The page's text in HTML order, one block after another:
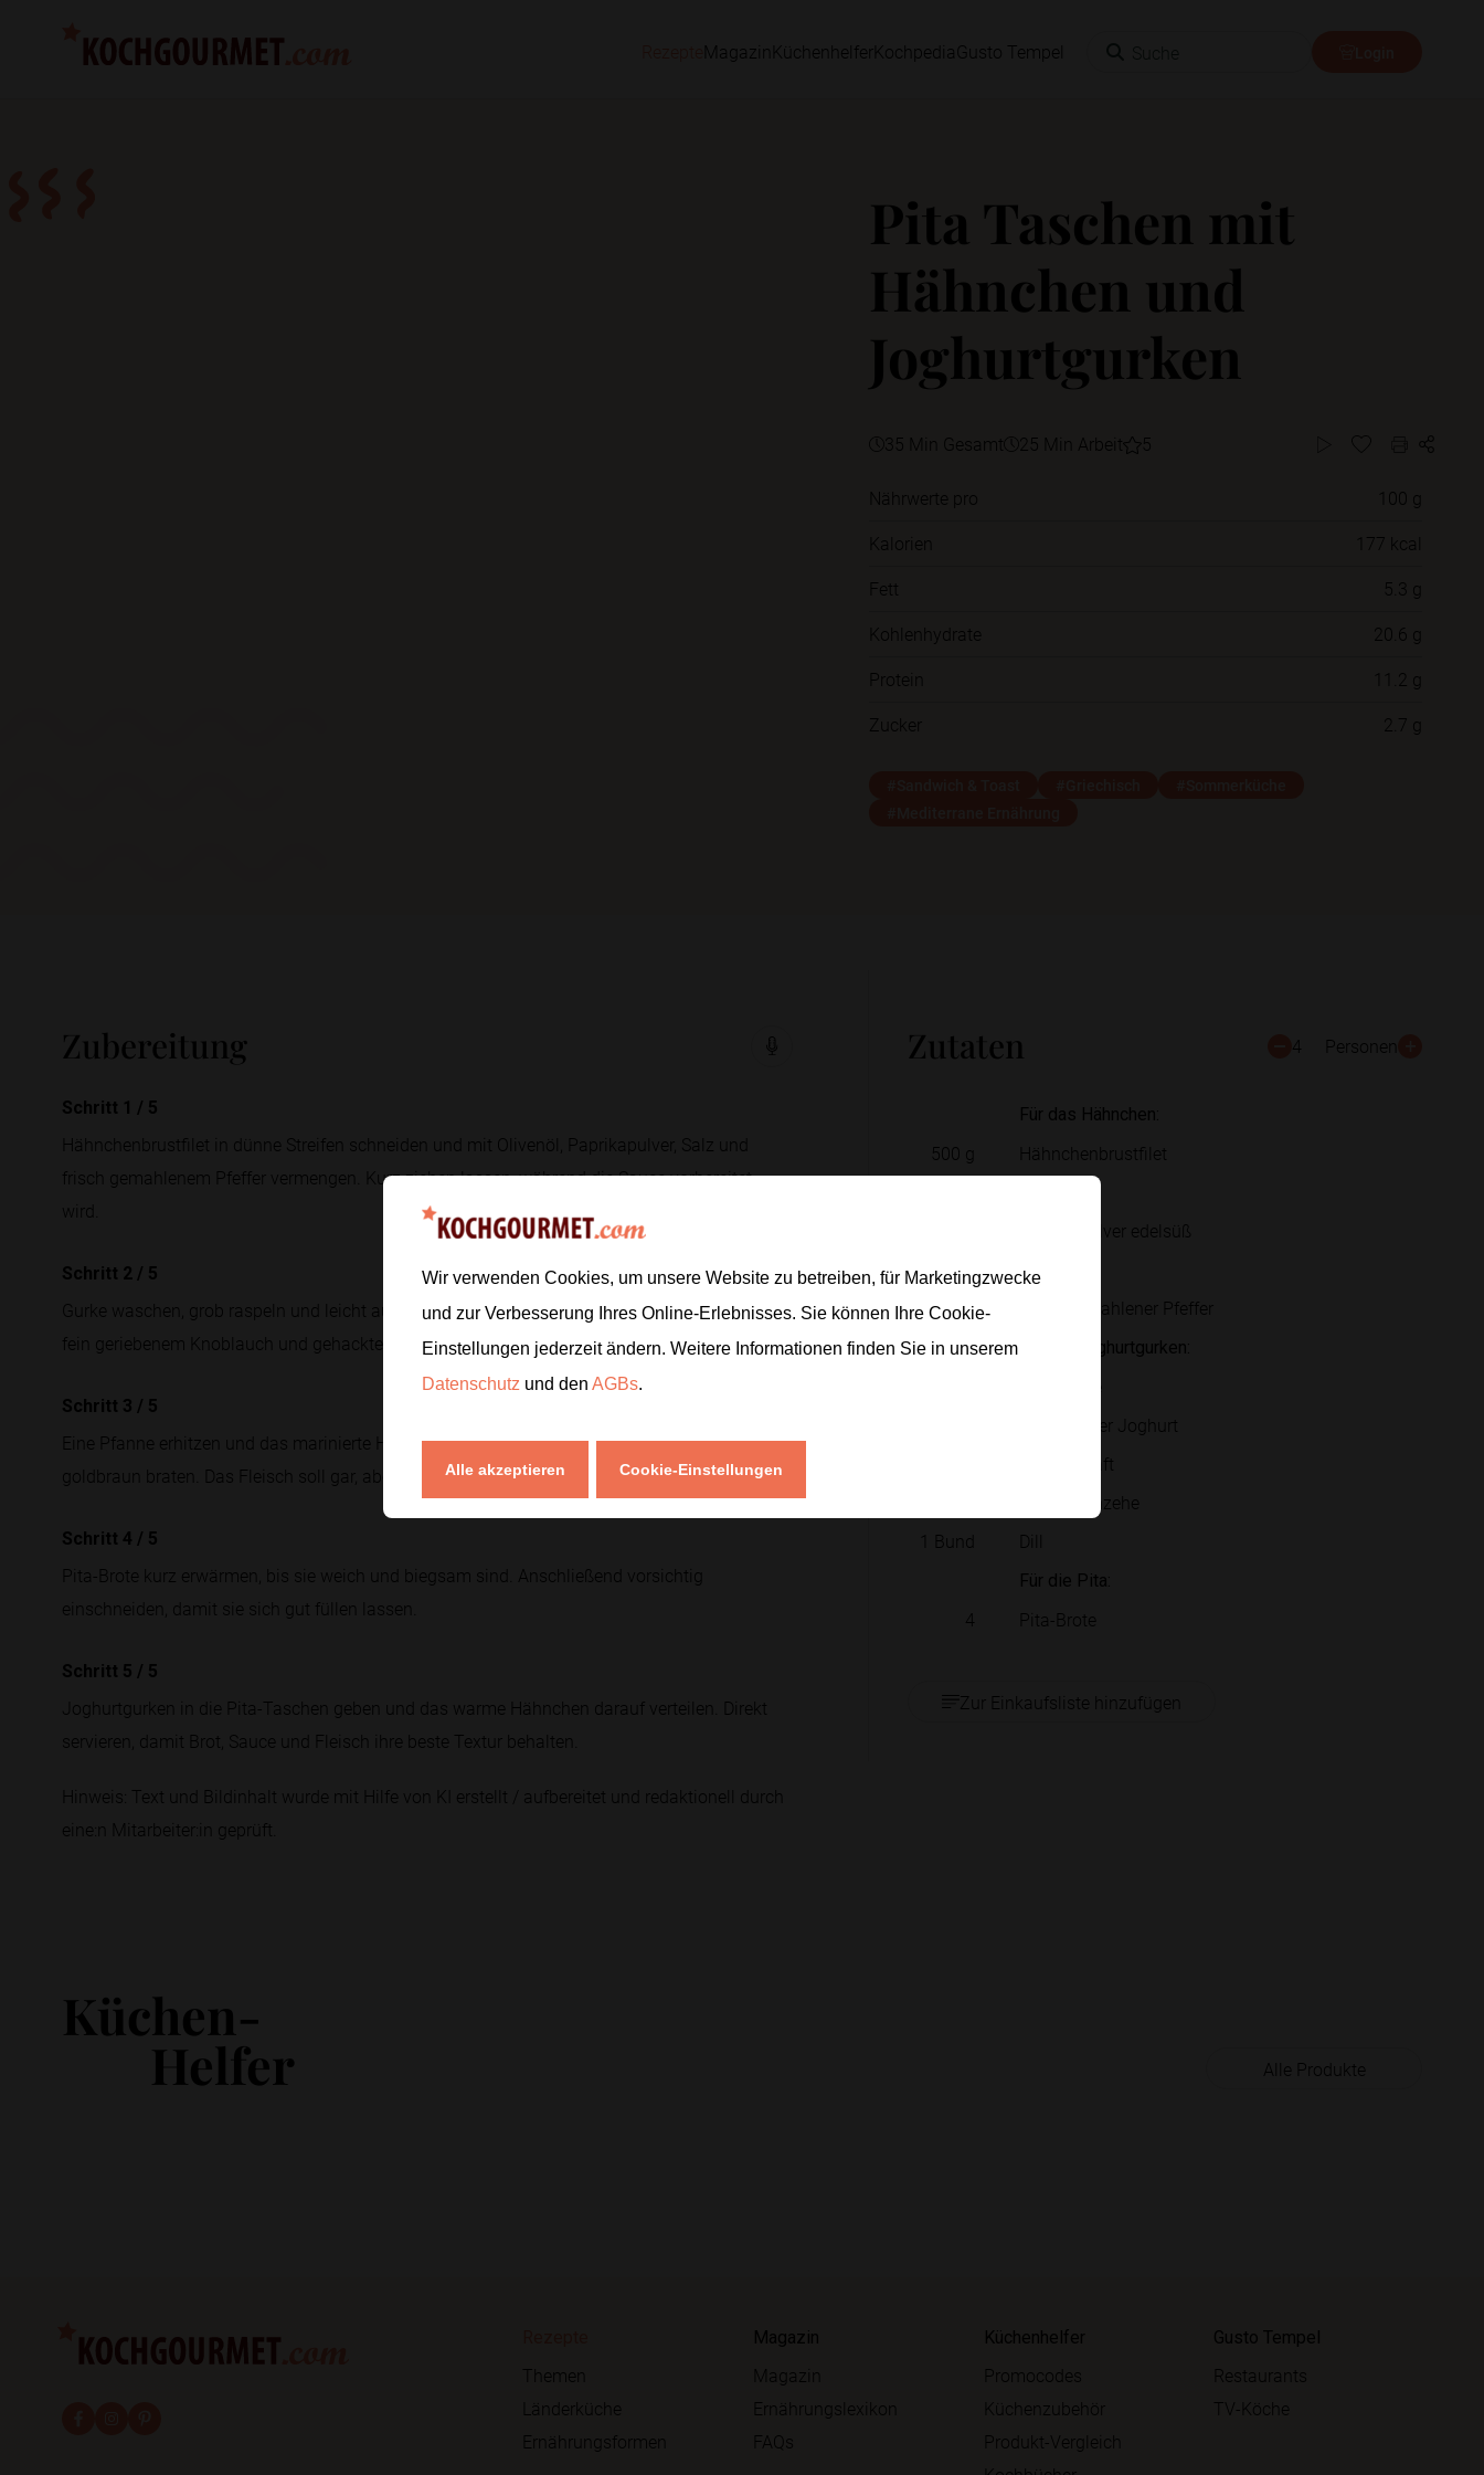
Magazin Küchenhelfer Kochpedia Gusto Tempel
Pita Taschen mit
Hähnchen und
Joghurtgurken
35 Min Gesamt 25 Min Arbeit 5
Nährwerte pro
100 g
Kalorien
177 kcal
Fett
5.3 g
Kohlenhydrate
20.6 g
Protein
11.2 g
Zucker
2.7 g
Zutaten 4 Personen
Für das Hähnchen:
500 g
Hähnchenbrustfilet
Paprikapulver edelsüß
Salz
frisch gemahlener Pfeffer
Für die Joghurtgurken:
griechischer Joghurt
Zitronensaft
Knoblauchzehe
1 Bund Dill
Für die Pita:
4 Pita-Brote
Zur Einkaufsliste hinzufügen
Zubereitung
Schritt 1 / 5
Hähnchenbrustfilet in dünne Streifen schneiden und mit Olivenöl, Paprikapulver, Salz und
frisch gemahlenem Pfeffer vermengen. Kurz ziehen lassen, während die Sauce vorbereitet
wird.
Schritt 2 / 5
Gurke waschen, grob raspeln und leicht ausdrücken. Mit griechischem Joghurt, Zitronensaft,
fein geriebenem Knoblauch und gehacktem Dill verrühren.
Schritt 3 / 5
Eine Pfanne erhitzen und das marinierte Hähnchen darin bei mittlerer bis hoher Hitze rundum
goldbraun braten. Das Fleisch soll gar, aber noch saftig sein.
Schritt 4 / 5
Pita-Brote kurz erwärmen, bis sie weich und biegsam sind. Anschließend vorsichtig
einschneiden, damit sie sich gut füllen lassen.
Schritt 5 / 5
Joghurtgurken in die Pita-Taschen geben und das warme Hähnchen darauf verteilen. Direkt
servieren, damit Brot, Sauce und Fleisch ihre beste Textur behalten.
Hinweis: Text und Bildinhalt wurde mit Hilfe von KI erstellt / aufbereitet und redaktionell durch
eine:n Mitarbeiter:in geprüft.
Küchen-
Helfer Alle Produkte
Themen
Länderküche
Ernährungsformen
Magazin
Magazin
Ernährungslexikon
FAQs
Küchenhelfer
Promocodes
Küchenzubehör
Produkt-Vergleich
Gusto Tempel
Restaurants
TV-Köche
Wir verwenden Cookies, um unsere Website zu betreiben, für Marketingzwecke
und zur Verbesserung Ihres Online-Erlebnisses. Sie können Ihre Cookie-
Einstellungen jederzeit ändern. Weitere Informationen finden Sie in unserem
Datenschutz und den AGBs.
Alle akzeptieren Cookie-Einstellungen